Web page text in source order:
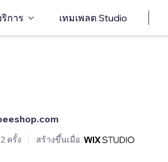
การ เทมเพลต Studio
ครั้ง สร้างขึ้นเมื่อ